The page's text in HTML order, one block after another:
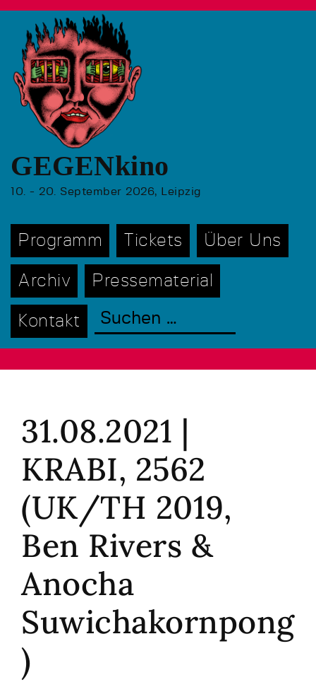
GEGENkino
10. - 20. September 2026, Leipzig
Programm Tickets Über Uns
Archiv Pressematerial
Kontakt
31.08.2021 |
KRABI, 2562
(UK/TH 2019,
Ben Rivers &
Anocha
Suwichakornpong
)